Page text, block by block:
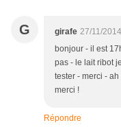
G girafe 27/11/
bonjour - il est
pas - le lait ribot
tester - merci -
merci !
Répondre